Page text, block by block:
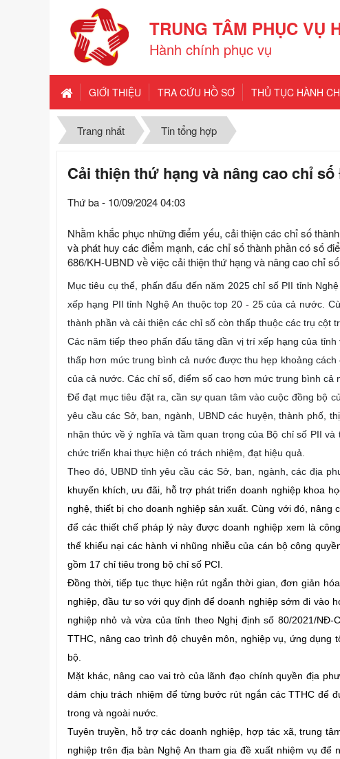
TRUNG TÂM PHỤC VỤ
Hành chính phục vụ
GIỚI THIỆU TRA CỨU HỒ SƠ THỦ TỤC HÀNH
Trang nhất Tin tổng hợp
Cải thiện thứ hạng và nâng cao chỉ
Thứ ba - 10/09/2024 04:03
Nhằm khắc phục những điểm yếu, cải thiện các chỉ số
và phát huy các điểm mạnh, các chỉ số thành phần có số
686/KH-UBND về việc cải thiện thứ hạng và nâng cao chỉ
Mục tiêu cụ thể, phấn đấu đến năm 2025 chỉ số PII tỉnh
xếp hạng PII tỉnh Nghệ An thuộc top 20 - 25 của cả nước.
thành phần và cải thiện các chỉ số còn thấp thuộc các trụ cột
Các năm tiếp theo phấn đấu tăng dần vị trí xếp hạng của
thấp hơn mức trung bình cả nước được thu hẹp khoảng
của cả nước. Các chỉ số, điểm số cao hơn mức trung bình
Để đạt mục tiêu đặt ra, cần sự quan tâm vào cuộc đồng bộ
yêu cầu các Sở, ban, ngành, UBND các huyện, thành phố,
nhận thức về ý nghĩa và tầm quan trọng của Bộ chỉ số PII
chức triển khai thực hiện có trách nhiệm, đạt hiệu quả.
Theo đó, UBND tỉnh yêu cầu các Sở, ban, ngành, các địa
khuyến khích, ưu đãi, hỗ trợ phát triển doanh nghiệp khoa
nghệ, thiết bị cho doanh nghiệp sản xuất. Cùng với đó, nâng
để các thiết chế pháp lý này được doanh nghiệp xem là
thể khiếu nại các hành vi nhũng nhiễu của cán bộ công
gồm 17 chỉ tiêu trong bộ chỉ số PCI.
Đồng thời, tiếp tục thực hiện rút ngắn thời gian, đơn giản
nghiệp, đầu tư so với quy định để doanh nghiệp sớm đi vào
nghiệp nhỏ và vừa của tỉnh theo Nghị định số 80/2021/
TTHC, nâng cao trình độ chuyên môn, nghiệp vụ, ứng dụng
bộ.
Mặt khác, nâng cao vai trò của lãnh đạo chính quyền địa
dám chịu trách nhiệm để từng bước rút ngắn các TTHC để
trong và ngoài nước.
Tuyên truyền, hỗ trợ các doanh nghiệp, hợp tác xã, trung
nghiệp trên địa bàn Nghệ An tham gia đề xuất nhiệm vụ